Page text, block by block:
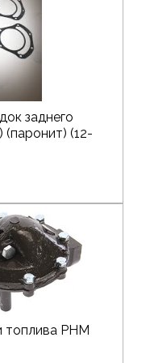
заднего
(12-
топлива РНМ